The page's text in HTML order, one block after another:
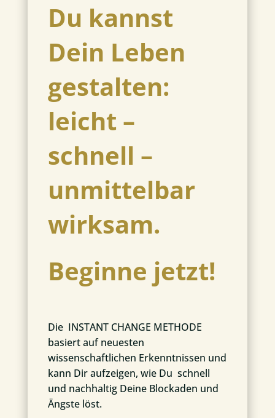
Du kannst
Dein Leben
gestalten:
leicht –
schnell –
unmittelbar
wirksam.
Beginne jetzt!
Die INSTANT CHANGE METHODE
basiert auf neuesten
wissenschaftlichen Erkenntnissen und
kann Dir aufzeigen, wie Du schnell
und nachhaltig Deine Blockaden und
Ängste löst.